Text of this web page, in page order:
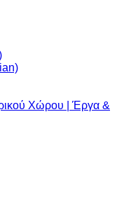
Χώρου | Έργα &